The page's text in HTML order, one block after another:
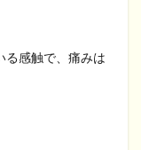
る感触で、痛みは